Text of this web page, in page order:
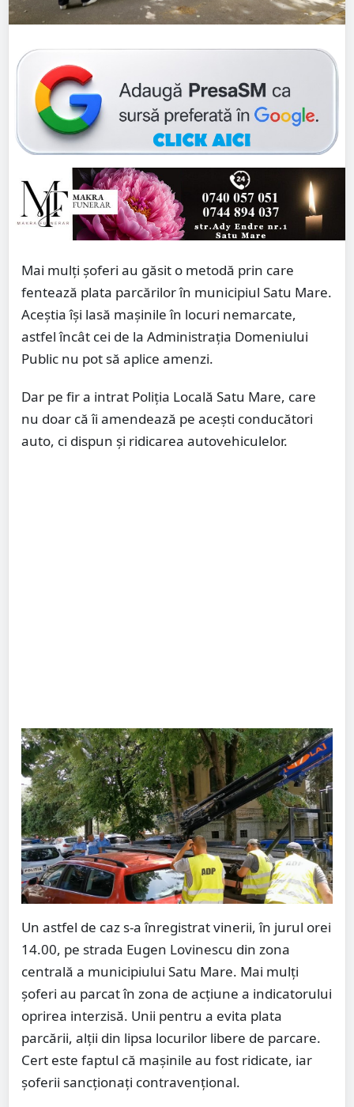
Mai mulți șoferi au găsit o metodă prin care
fentează plata parcărilor în municipiul Satu Mare.
Aceștia își lasă mașinile în locuri nemarcate,
astfel încât cei de la Administrația Domeniului
Public nu pot să aplice amenzi.
Dar pe fir a intrat Poliția Locală Satu Mare, care
nu doar că îi amendează pe acești conducători
auto, ci dispun și ridicarea autovehiculelor.
Un astfel de caz s-a înregistrat vinerii, în jurul orei
14.00, pe strada Eugen Lovinescu din zona
centrală a municipiului Satu Mare. Mai mulți
șoferi au parcat în zona de acțiune a indicatorului
oprirea interzisă. Unii pentru a evita plata
parcării, alții din lipsa locurilor libere de parcare.
Cert este faptul că mașinile au fost ridicate, iar
șoferii sancționați contravențional.